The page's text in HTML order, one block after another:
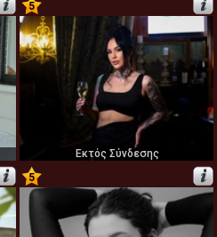
5
16
Εκτός Σύνδεσης
5
18